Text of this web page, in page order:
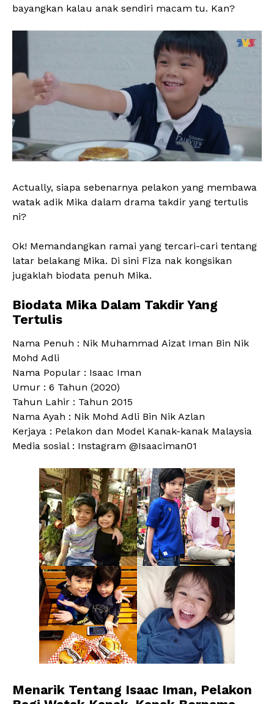
bayangkan kalau anak sendiri macam tu. Kan?
Actually, siapa sebenarnya pelakon yang membawa
watak adik Mika dalam drama takdir yang tertulis
ni?
Ok! Memandangkan ramai yang tercari-cari tentang
latar belakang Mika. Di sini Fiza nak kongsikan
jugaklah biodata penuh Mika.
Biodata Mika Dalam Takdir Yang
Tertulis
Nama Penuh : Nik Muhammad Aizat Iman Bin Nik
Mohd Adli
Nama Popular : Isaac Iman
Umur : 6 Tahun (2020)
Tahun Lahir : Tahun 2015
Nama Ayah : Nik Mohd Adli Bin Nik Azlan
Kerjaya : Pelakon dan Model Kanak-kanak Malaysia
Media sosial : Instagram @Isaaciman01
Menarik Tentang Isaac Iman, Pelakon